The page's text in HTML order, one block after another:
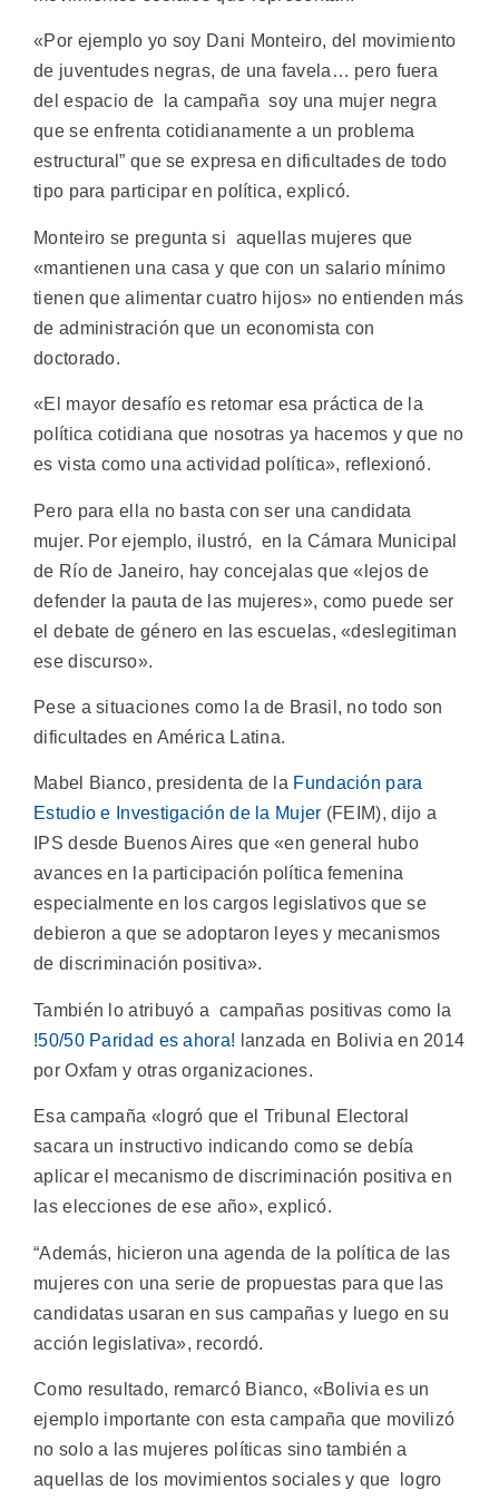
«Por ejemplo yo soy Dani Monteiro, del movimiento
de juventudes negras, de una favela… pero fuera
del espacio de la campaña soy una mujer negra
que se enfrenta cotidianamente a un problema
estructural” que se expresa en dificultades de todo
tipo para participar en política, explicó.
Monteiro se pregunta si aquellas mujeres que
«mantienen una casa y que con un salario mínimo
tienen que alimentar cuatro hijos» no entienden más
de administración que un economista con
doctorado.
«El mayor desafío es retomar esa práctica de la
política cotidiana que nosotras ya hacemos y que no
es vista como una actividad política», reflexionó.
Pero para ella no basta con ser una candidata
mujer. Por ejemplo, ilustró, en la Cámara Municipal
de Río de Janeiro, hay concejalas que «lejos de
defender la pauta de las mujeres», como puede ser
el debate de género en las escuelas, «deslegitiman
ese discurso».
Pese a situaciones como la de Brasil, no todo son
dificultades en América Latina.
Mabel Bianco, presidenta de la Fundación para
Estudio e Investigación de la Mujer (FEIM), dijo a
IPS desde Buenos Aires que «en general hubo
avances en la participación política femenina
especialmente en los cargos legislativos que se
debieron a que se adoptaron leyes y mecanismos
de discriminación positiva».
También lo atribuyó a campañas positivas como la
!50/50 Paridad es ahora! lanzada en Bolivia en 2014
por Oxfam y otras organizaciones.
Esa campaña «logró que el Tribunal Electoral
sacara un instructivo indicando como se debía
aplicar el mecanismo de discriminación positiva en
las elecciones de ese año», explicó.
“Además, hicieron una agenda de la política de las
mujeres con una serie de propuestas para que las
candidatas usaran en sus campañas y luego en su
acción legislativa», recordó.
Como resultado, remarcó Bianco, «Bolivia es un
ejemplo importante con esta campaña que movilizó
no solo a las mujeres políticas sino también a
aquellas de los movimientos sociales y que logro